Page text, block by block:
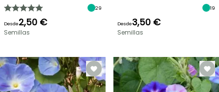
29
Desde2,50 €
Semillas
19
Desde3,50 €
Semillas